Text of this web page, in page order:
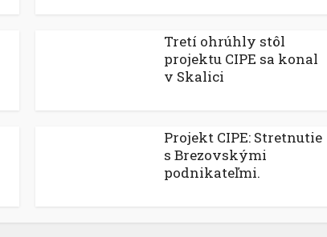
Tretí ohrúhly stôl
projektu CIPE sa konal
v Skalici
Projekt CIPE: Stretnutie
s Brezovskými
podnikateľmi.